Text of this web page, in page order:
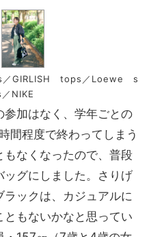
GIRLISH tops／Loewe s
NIKE
参加はなく、学年ごとの
間程度で終わってしまう
もなくなったので、普段
グにしました。さりげ
ックは、カジュアルに
もないかなと思ってい